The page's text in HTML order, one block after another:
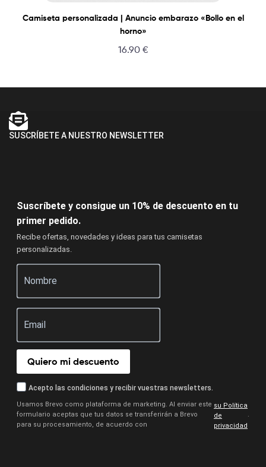
Camiseta personalizada | Anuncio embarazo «Bollo en el
horno»
16.90 €
SUSCRÍBETE A NUESTRO NEWSLETTER
Suscríbete y consigue un 10% de descuento en tu
primer pedido.
Recibe ofertas, novedades y ideas para tus camisetas
personalizadas.
Quiero mi descuento
Acepto las condiciones y recibir vuestras newsletters.
Usamos Brevo como plataforma de marketing. Al enviar este
formulario aceptas que tus datos se transferirán a Brevo
para su procesamiento, de acuerdo con
su Política
de
privacidad
.